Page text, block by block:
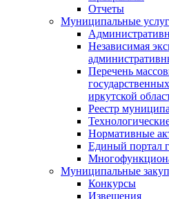
Отчеты
Муниципальные
Независимая
Перечень
иркутской
Реестр
Нормативные
Единый портал
Муниципальные
Конкурсы
Извещения